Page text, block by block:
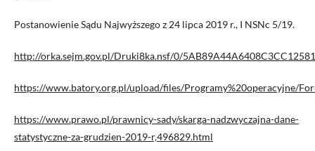
Postanowienie Sądu Najwyższego z 24 lipca 2019 r., I NSNc 5/19.
http://orka.sejm.gov.pl/Druki8ka.nsf/0/
https://www.batory.org.pl/upload/files/Programy%20operacyjne/
https://www.prawo.pl/prawnicy-sady/skarga-nadzwyczajna-dane-
statystyczne-za-grudzien-2019-r,496829.html